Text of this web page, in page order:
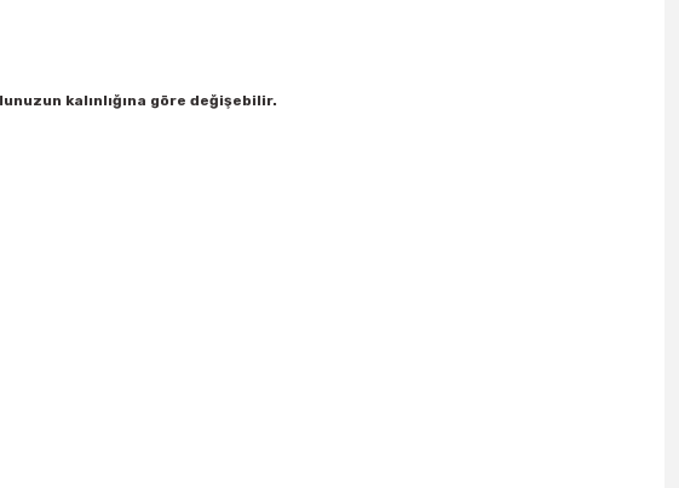
kalınlığına göre değişebilir.